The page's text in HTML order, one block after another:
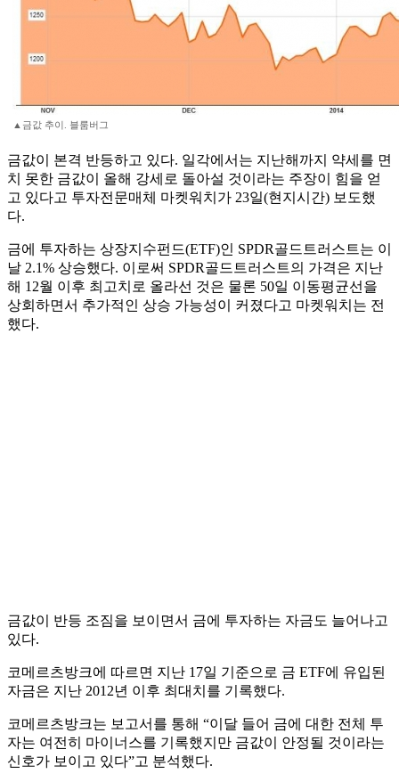
▲금값 추이. 블룸버그
금값이 본격 반등하고 있다. 일각에서는 지난해까지 약세를 면
치 못한 금값이 올해 강세로 돌아설 것이라는 주장이 힘을 얻
고 있다고 투자전문매체 마켓워치가 23일(현지시간) 보도했
다.
금에 투자하는 상장지수펀드(ETF)인 SPDR골드트러스트는 이
날 2.1% 상승했다. 이로써 SPDR골드트러스트의 가격은 지난
해 12월 이후 최고치로 올라선 것은 물론 50일 이동평균선을
상회하면서 추가적인 상승 가능성이 커졌다고 마켓워치는 전
했다.
금값이 반등 조짐을 보이면서 금에 투자하는 자금도 늘어나고
있다.
코메르츠방크에 따르면 지난 17일 기준으로 금 ETF에 유입된
자금은 지난 2012년 이후 최대치를 기록했다.
코메르츠방크는 보고서를 통해 “이달 들어 금에 대한 전체 투
자는 여전히 마이너스를 기록했지만 금값이 안정될 것이라는
신호가 보이고 있다”고 분석했다.